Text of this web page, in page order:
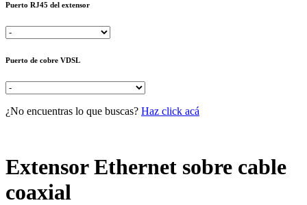
Puerto RJ45 del extensor
Puerto de cobre VDSL
¿No encuentras lo que buscas? Haz click acá
Extensor Ethernet sobre cable
coaxial